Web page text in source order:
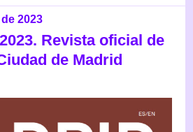
2023
Revista oficial de
de Madrid